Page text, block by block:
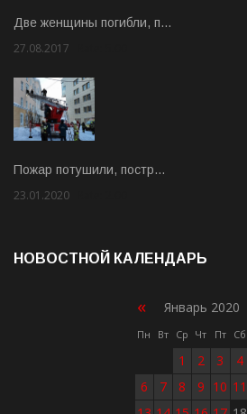
Две женщины погибли, п…
27.08.2017
Пожар потушили, постр…
23.01.2020
НОВОСТНОЙ КАЛЕНДАРЬ
« Январь 2020
Пн Вт Ср Чт Пт Сб
1 2 3 4
6
7 8 9 10 11